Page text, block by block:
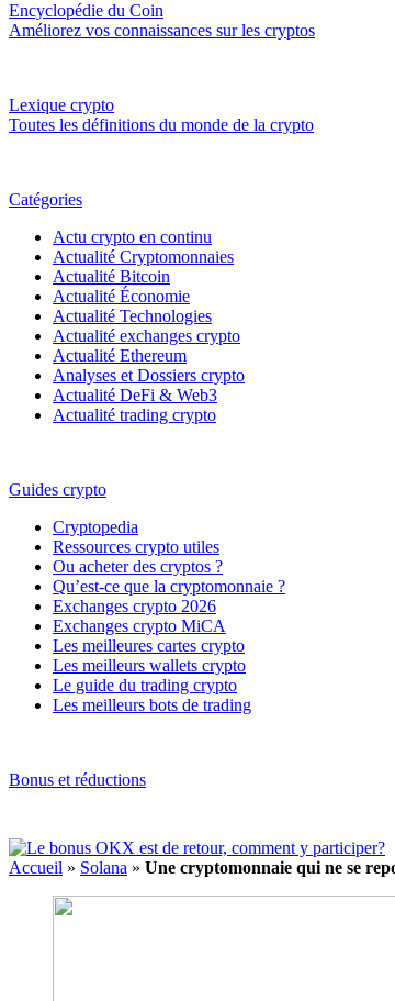
Encyclopédie du Coin
Améliorez vos connaissances sur les cryptos
Lexique crypto
Toutes les définitions du monde de la crypto
Catégories
Actu crypto en continu
Actualité Cryptomonnaies
Actualité Bitcoin
Actualité Économie
Actualité Technologies
Actualité exchanges crypto
Actualité Ethereum
Analyses et Dossiers crypto
Actualité DeFi & Web3
Actualité trading crypto
Guides crypto
Cryptopedia
Ressources crypto utiles
Ou acheter des cryptos ?
Qu’est-ce que la cryptomonnaie ?
Exchanges crypto 2026
Exchanges crypto MiCA
Les meilleures cartes crypto
Les meilleurs wallets crypto
Le guide du trading crypto
Les meilleurs bots de trading
Bonus et réductions
Accueil » Solana » Une cryptomonnaie qui ne se